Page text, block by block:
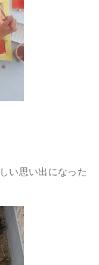
い思い出になった